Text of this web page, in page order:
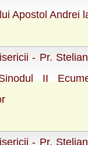
Apostol Andrei
- Pr.
II
- Pr.